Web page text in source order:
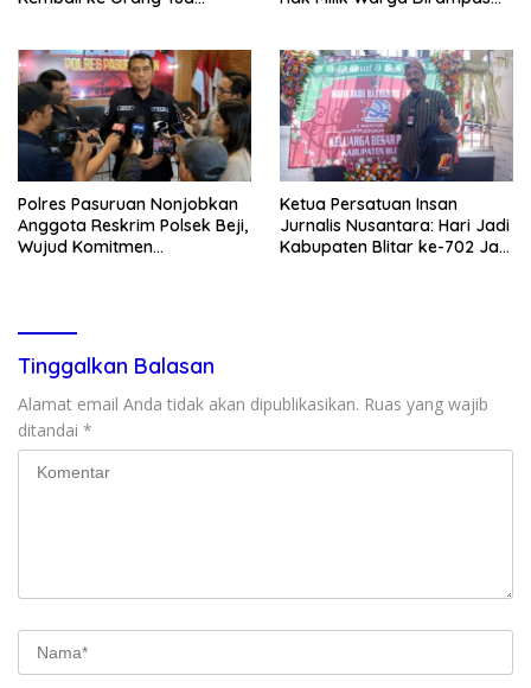
Polres Pasuruan Nonjobkan
Anggota Reskrim Polsek Beji,
Wujud Komitmen
Ketua Persatuan Insan
Jurnalis Nusantara: Hari Jadi
Kabupaten Blitar ke-702 Jadi
Tinggalkan Balasan
Alamat email Anda tidak akan dipublikasikan. Ruas yang wajib
ditandai *